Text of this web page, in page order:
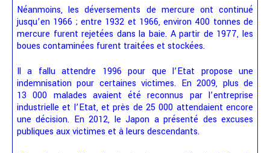
Néanmoins, les déversements de mercure ont continué
jusqu’en 1966 ; entre 1932 et 1966, environ 400 tonnes de
mercure furent rejetées dans la baie. A partir de 1977, les
boues contaminées furent traitées et stockées.
Il a fallu attendre 1996 pour que l’Etat propose une
indemnisation pour certaines victimes. En 2009, plus de
13 000 malades avaient été reconnus par l’entreprise
industrielle et l’Etat, et près de 25 000 attendaient encore
une décision. En 2012, le Japon a présenté des excuses
publiques aux victimes et à leurs descendants.